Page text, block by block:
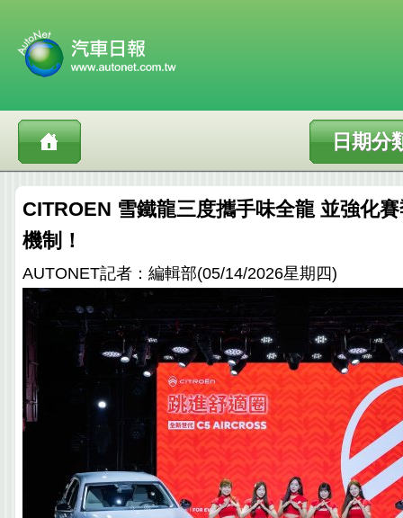
日期分
CITROEN 雪鐵龍三度攜手味全龍 並強化
機制！
AUTONET記者：編輯部(05/14/2026星期四)